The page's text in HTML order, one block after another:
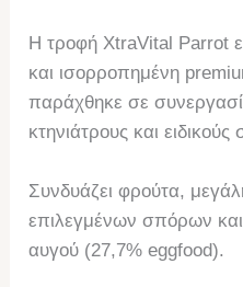
Η τροφή XtraVital Parrot
και ισορροπημένη
παράχθηκε σε
κτηνιάτρους και
Συνδυάζει φρούτα,
επιλεγμένων σπόρων και
αυγού (27,7% eggfood).